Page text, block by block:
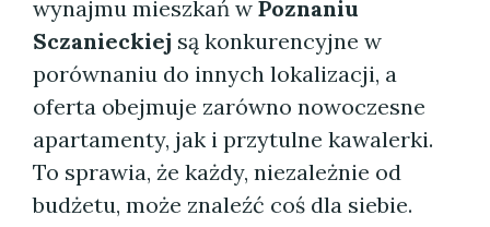
wynajmu mieszkań w Poznaniu
Sczanieckiej są konkurencyjne w
porównaniu do innych lokalizacji, a
oferta obejmuje zarówno nowoczesne
apartamenty, jak i przytulne kawalerki.
To sprawia, że każdy, niezależnie od
budżetu, może znaleźć coś dla siebie.